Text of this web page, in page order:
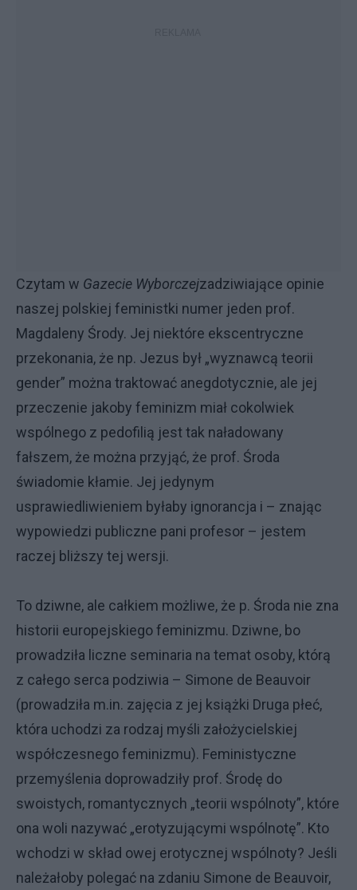
Czytam w Gazecie Wyborczejzadziwiające opinie
naszej polskiej feministki numer jeden prof.
Magdaleny Środy. Jej niektóre ekscentryczne
przekonania, że np. Jezus był „wyznawcą teorii
gender” można traktować anegdotycznie, ale jej
przeczenie jakoby feminizm miał cokolwiek
wspólnego z pedofilią jest tak naładowany
fałszem, że można przyjąć, że prof. Środa
świadomie kłamie. Jej jedynym
usprawiedliwieniem byłaby ignorancja i – znając
wypowiedzi publiczne pani profesor – jestem
raczej bliższy tej wersji.
To dziwne, ale całkiem możliwe, że p. Środa nie zna
historii europejskiego feminizmu. Dziwne, bo
prowadziła liczne seminaria na temat osoby, którą
z całego serca podziwia – Simone de Beauvoir
(prowadziła m.in. zajęcia z jej książki Druga płeć,
która uchodzi za rodzaj myśli założycielskiej
współczesnego feminizmu). Feministyczne
przemyślenia doprowadziły prof. Środę do
swoistych, romantycznych „teorii wspólnoty”, które
ona woli nazywać „erotyzującymi wspólnotę”. Kto
wchodzi w skład owej erotycznej wspólnoty? Jeśli
należałoby polegać na zdaniu Simone de Beauvoir,